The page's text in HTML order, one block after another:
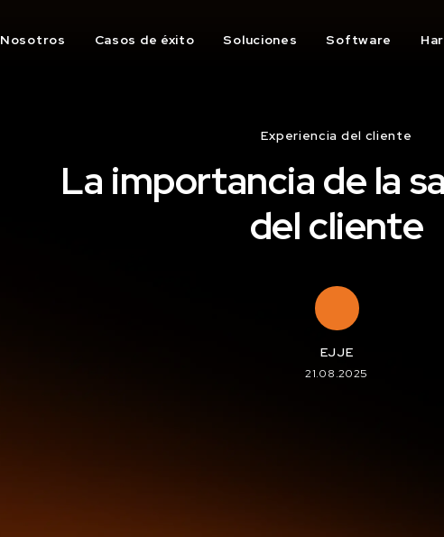
Nosotros Casos de éxito Soluciones Software
Experiencia del cliente
La importancia de la
del cliente
EJJE
21.08.2025